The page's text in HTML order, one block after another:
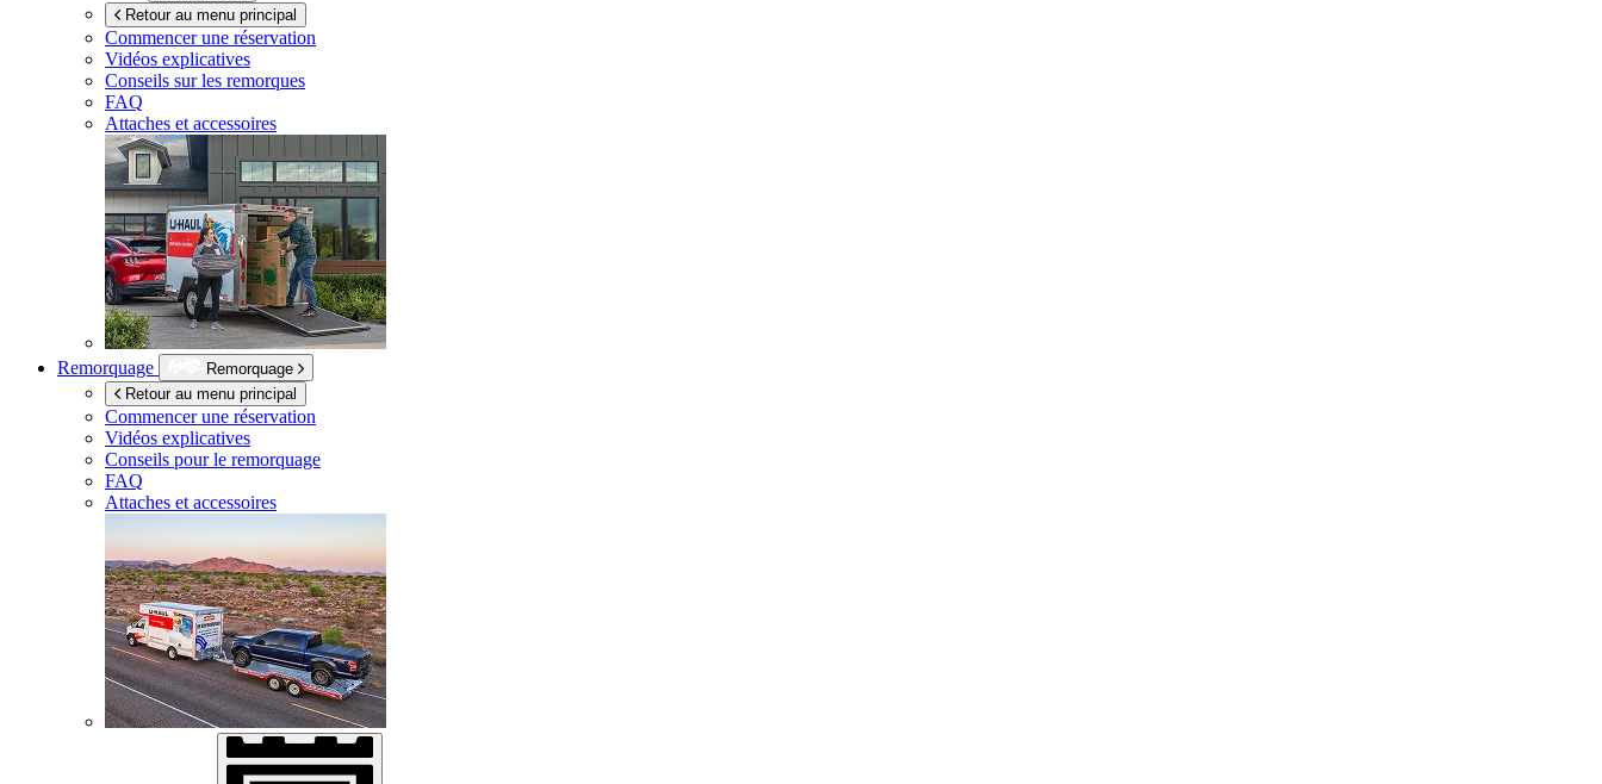
Retour au menu principal
Commencer une réservation
Vidéos explicatives
Conseils sur les remorques
FAQ
Attaches et accessoires
Remorquage
Remorquage
Retour au menu principal
Commencer une réservation
Vidéos explicatives
Conseils pour le remorquage
FAQ
Attaches et accessoires